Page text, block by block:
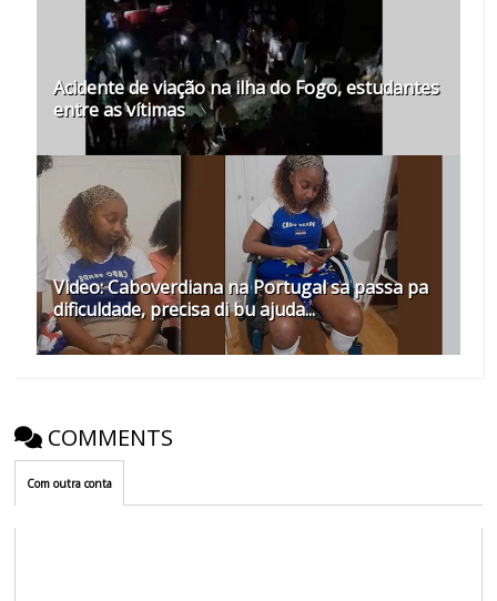
Acidente de viação na ilha do Fogo, estudantes
entre as vítimas
Video: Caboverdiana na Portugal sa passa pa
dificuldade, precisa di bu ajuda...
COMMENTS
Com outra conta